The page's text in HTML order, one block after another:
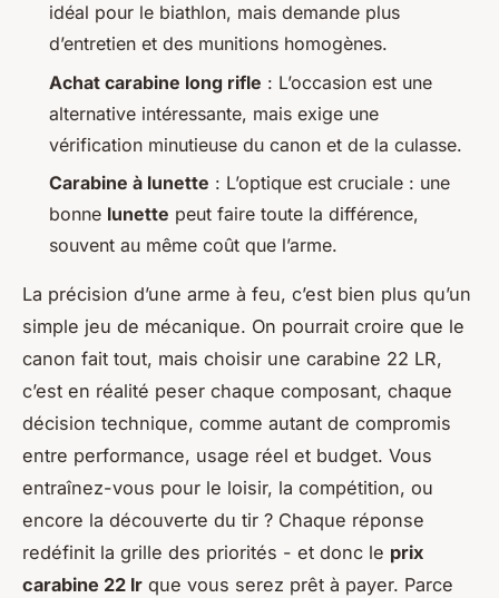
idéal pour le biathlon, mais demande plus
d’entretien et des munitions homogènes.
Achat carabine long rifle : L’occasion est une
alternative intéressante, mais exige une
vérification minutieuse du canon et de la culasse.
Carabine à lunette : L’optique est cruciale : une
bonne lunette peut faire toute la différence,
souvent au même coût que l’arme.
La précision d’une arme à feu, c’est bien plus qu’un
simple jeu de mécanique. On pourrait croire que le
canon fait tout, mais choisir une carabine 22 LR,
c’est en réalité peser chaque composant, chaque
décision technique, comme autant de compromis
entre performance, usage réel et budget. Vous
entraînez-vous pour le loisir, la compétition, ou
encore la découverte du tir ? Chaque réponse
redéfinit la grille des priorités - et donc le prix
carabine 22 lr que vous serez prêt à payer. Parce